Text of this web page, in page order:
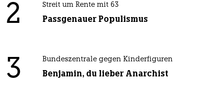
2 Streit um Rente mit 63
Passgenauer Populismus
3 Bundeszentrale gegen Kinderfiguren
Benjamin, du lieber Anarchist